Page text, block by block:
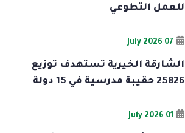
للعمل التطوعي
07 July 2026
الشارقة الخيرية تستهدف توزيع
25826 حقيبة مدرسية في 15 دولة
01 July 2026